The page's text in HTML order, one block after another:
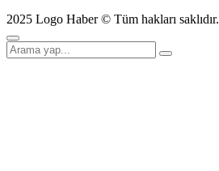
2025 Logo Haber © Tüm hakları saklıdır.